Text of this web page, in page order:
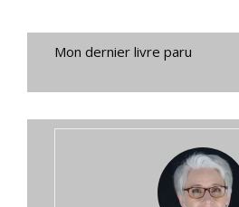
Mon dernier livre paru